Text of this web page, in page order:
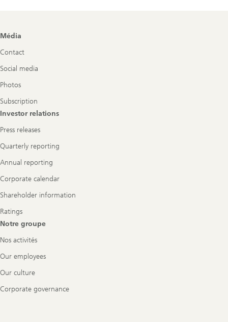
Footer
Média
Contact
Social media
Photos
Subscription
Investor relations
Press releases
Quarterly reporting
Annual reporting
Corporate calendar
Shareholder information
Ratings
Notre groupe
Nos activités
Our employees
Our culture
Corporate governance